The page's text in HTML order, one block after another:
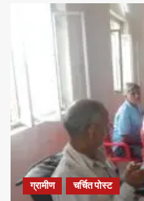
ग्रामीण चर्चित पोस्ट